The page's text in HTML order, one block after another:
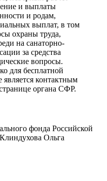
и выплаты
и родам,
выплат, в том
охраны труда,
на санаторно-
за средства
вопросы.
для бесплатной
контактным
органа СФР.
фонда Российской
Ольга